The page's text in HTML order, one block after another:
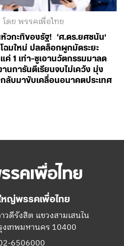
โดย พรรคเพื่อไทย
กะทิของรัฐ! ‘ศ.ดร.ยศชนัน’
มใหม่ ปลดล็อกผูกมัดระยะ
ค่ 1 เท่า-ชูเอานวัตกรรมมาลด
นการันตีเรียนจบไม่เคว้ง มุ่ง
ลับมาขับเคลื่อนอนาคตประเทศ
หญ่พรรคเพื่อไทย
วดีรังสิต แขวงสามเสนใน
เทพมหานคร 10400